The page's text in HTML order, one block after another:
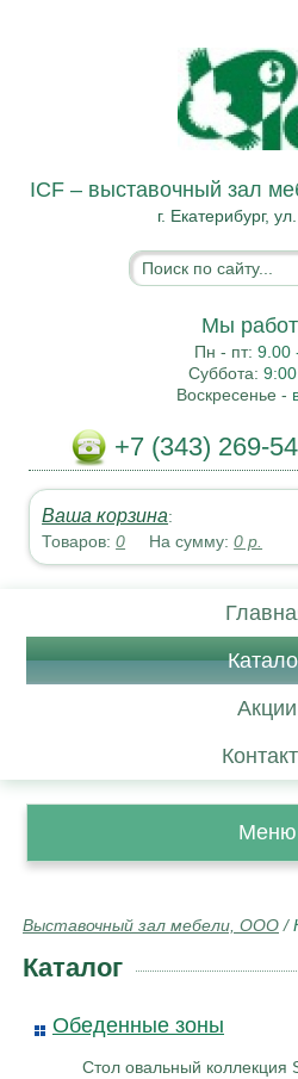
ICF – выставочный зал
г. Екатерибург,
Мы
Пн - пт:9.00
Суббота:
Воскресенье -
+7 (343) 269-
Ваша корзина:
Товаров:0 На сумму:0 р.
Акции
Меню
Выставочный зал мебели, ООО /
Каталог
Обеденные зоны
Стол овальный коллекция